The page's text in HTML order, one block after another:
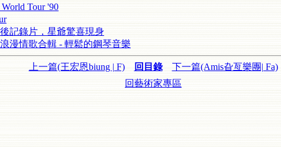
Tour '90
記錄片，星爺驚喜現身
漫情歌合輯 - 輕鬆的鋼琴音樂
上一篇(王宏恩biung | F) 回目錄
下一篇(Amis旮亙樂團| Fa)
回藝術家專區